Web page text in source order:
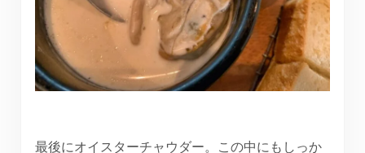
最後にオイスターチャウダー。この中にもしっか